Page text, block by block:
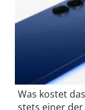
Was kostet
stets einer